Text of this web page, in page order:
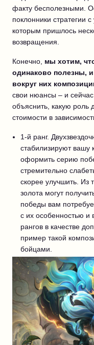
факту бесполезными.
поклонники стратегии
которым пришлось
возвращения.
Конечно, мы хотим,
одинаково полезны,
вокруг них
свои нюансы – и
объяснить, какую роль
стоимости в
1-й ранг.
стабилизируют вашу
оформить серию
стремительно
скорее улучшить. Из
золота могут
победы вам
с их особенностью и
рангов в качестве
пример такой
бойцами.